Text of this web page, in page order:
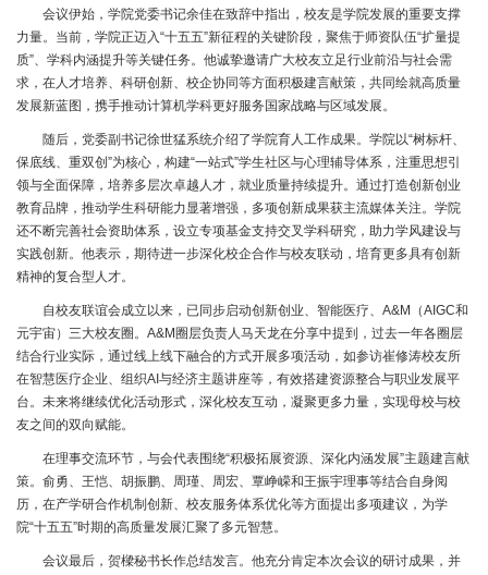
会议伊始，学院党委书记余佳在致辞中指出，校友是学院发展的重要支撑
力量。当前，学院正迈入“十五五”新征程的关键阶段，聚焦于师资队伍“扩量提
质”、学科内涵提升等关键任务。他诚挚邀请广大校友立足行业前沿与社会需
求，在人才培养、科研创新、校企协同等方面积极建言献策，共同绘就高质量
发展新蓝图，携手推动计算机学科更好服务国家战略与区域发展。
随后，党委副书记徐世猛系统介绍了学院育人工作成果。学院以“树标杆、
保底线、重双创”为核心，构建“一站式”学生社区与心理辅导体系，注重思想引
领与全面保障，培养多层次卓越人才，就业质量持续提升。通过打造创新创业
教育品牌，推动学生科研能力显著增强，多项创新成果获主流媒体关注。学院
还不断完善社会资助体系，设立专项基金支持交叉学科研究，助力学风建设与
实践创新。他表示，期待进一步深化校企合作与校友联动，培育更多具有创新
精神的复合型人才。
自校友联谊会成立以来，已同步启动创新创业、智能医疗、A&M（AIGC和
元宇宙）三大校友圈。A&M圈层负责人马天龙在分享中提到，过去一年各圈层
结合行业实际，通过线上线下融合的方式开展多项活动，如参访崔修涛校友所
在智慧医疗企业、组织AI与经济主题讲座等，有效搭建资源整合与职业发展平
台。未来将继续优化活动形式，深化校友互动，凝聚更多力量，实现母校与校
友之间的双向赋能。
在理事交流环节，与会代表围绕“积极拓展资源、深化内涵发展”主题建言献
策。俞勇、王恺、胡振鹏、周瑾、周宏、覃峥嵘和王振宇理事等结合自身阅
历，在产学研合作机制创新、校友服务体系优化等方面提出多项建议，为学
院“十五五”时期的高质量发展汇聚了多元智慧。
会议最后，贺樑秘书长作总结发言。他充分肯定本次会议的研讨成果，并